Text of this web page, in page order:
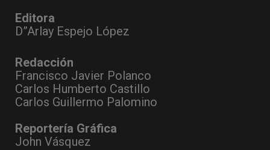
Editora
D”Arlay Espejo López
Redacción
Francisco Javier Polanco
Carlos Humberto Castillo
Carlos Guillermo Palomino
Reportería Gráfica
John Vásquez